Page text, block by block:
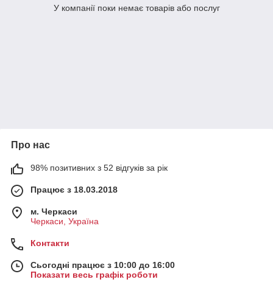
У компанії поки немає товарів або послуг
Про нас
98% позитивних з 52 відгуків за рік
Працює з 18.03.2018
м. Черкаси
Черкаси, Україна
Контакти
Сьогодні працює з 10:00 до 16:00
Показати весь графік роботи